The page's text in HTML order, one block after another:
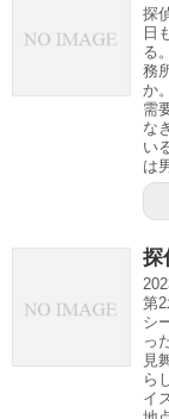
探
日
る
務
か
需
な
い
は
探
第
シ
っ
見
ら
イ